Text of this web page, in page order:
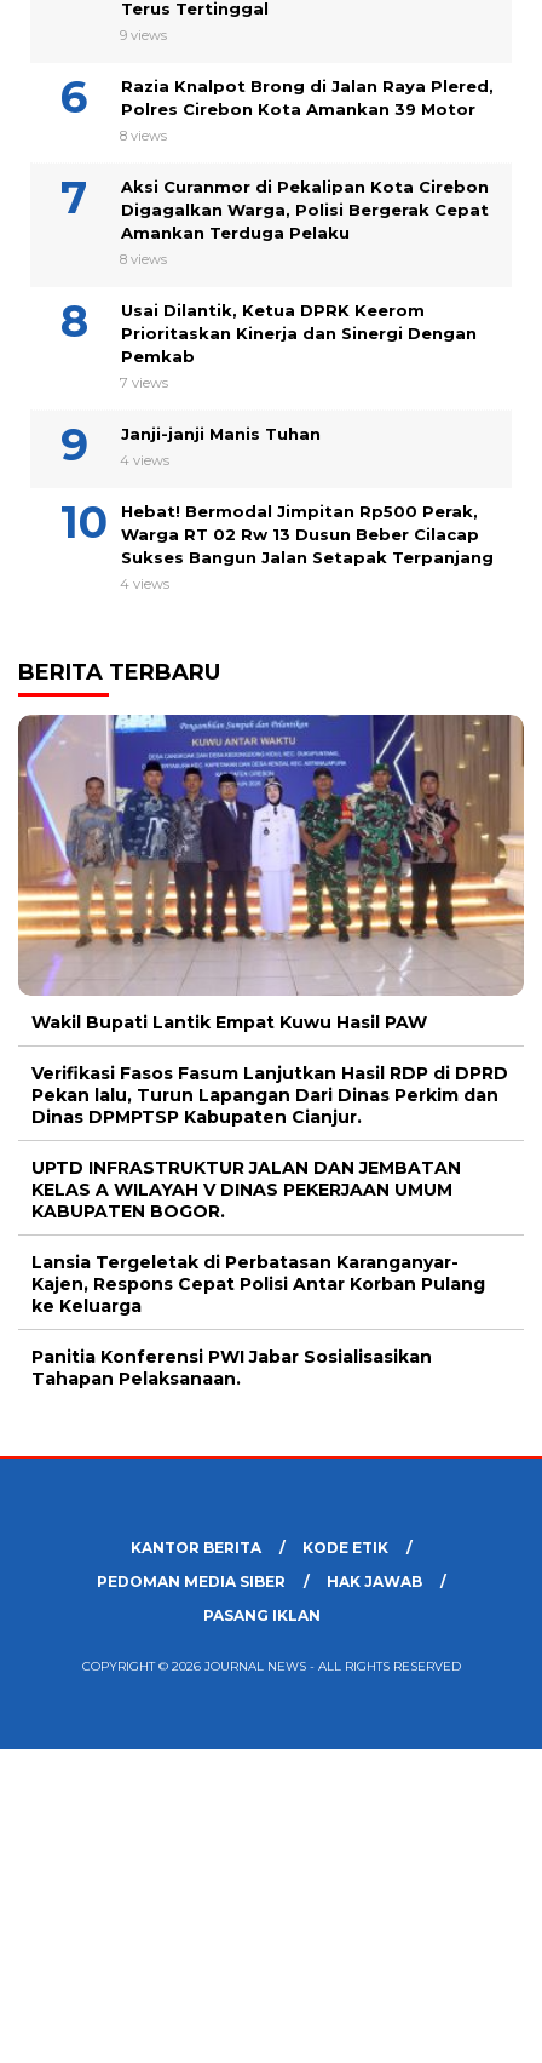
Terus Tertinggal
9 views
Razia Knalpot Brong di Jalan Raya Plered,
Polres Cirebon Kota Amankan 39 Motor
8 views
Aksi Curanmor di Pekalipan Kota Cirebon
Digagalkan Warga, Polisi Bergerak Cepat
Amankan Terduga Pelaku
8 views
Usai Dilantik, Ketua DPRK Keerom
Prioritaskan Kinerja dan Sinergi Dengan
Pemkab
7 views
Janji-janji Manis Tuhan
4 views
Hebat! Bermodal Jimpitan Rp500 Perak,
Warga RT 02 Rw 13 Dusun Beber Cilacap
Sukses Bangun Jalan Setapak Terpanjang
4 views
BERITA TERBARU
Wakil Bupati Lantik Empat Kuwu Hasil PAW
Verifikasi Fasos Fasum Lanjutkan Hasil RDP di DPRD
Pekan lalu, Turun Lapangan Dari Dinas Perkim dan
Dinas DPMPTSP Kabupaten Cianjur.
UPTD INFRASTRUKTUR JALAN DAN JEMBATAN
KELAS A WILAYAH V DINAS PEKERJAAN UMUM
KABUPATEN BOGOR.
Lansia Tergeletak di Perbatasan Karanganyar-
Kajen, Respons Cepat Polisi Antar Korban Pulang
ke Keluarga
Panitia Konferensi PWI Jabar Sosialisasikan
Tahapan Pelaksanaan.
KANTOR BERITA
KODE ETIK
PEDOMAN MEDIA SIBER
HAK JAWAB
PASANG IKLAN
COPYRIGHT © 2026 JOURNAL NEWS - ALL RIGHTS RESERVED